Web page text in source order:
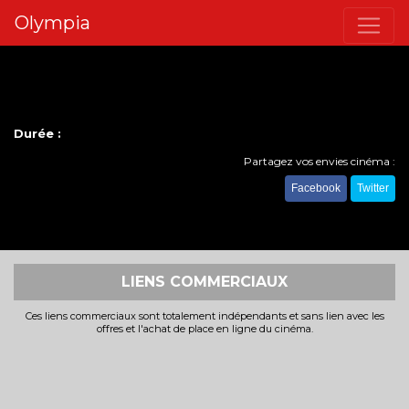
Olympia
Durée :
Partagez vos envies cinéma :
Facebook Twitter
LIENS COMMERCIAUX
Ces liens commerciaux sont totalement indépendants et sans lien avec les
offres et l'achat de place en ligne du cinéma.